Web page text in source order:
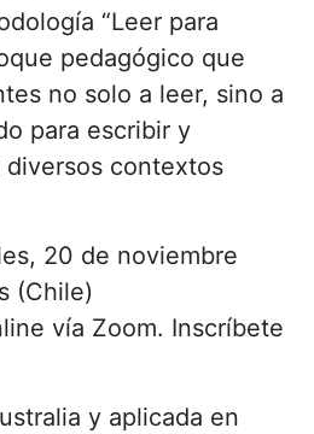
“Leer para
pedagógico que
no solo a leer, sino a
para escribir y
diversos contextos
20 de noviembre
(Chile)
vía Zoom. Inscríbete
y aplicada en